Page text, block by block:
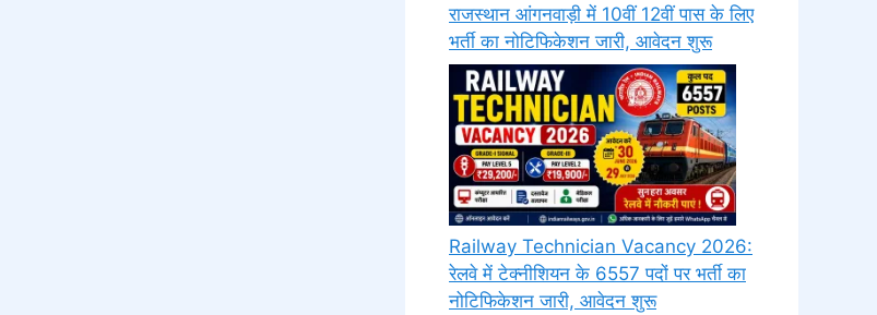
राजस्थान आंगनवाड़ी में 10वीं 12वीं पास के लिए
भर्ती का नोटिफिकेशन जारी, आवेदन शुरू
Railway Technician Vacancy 2026:
रेलवे में टेक्नीशियन के 6557 पदों पर भर्ती का
नोटिफिकेशन जारी, आवेदन शुरू